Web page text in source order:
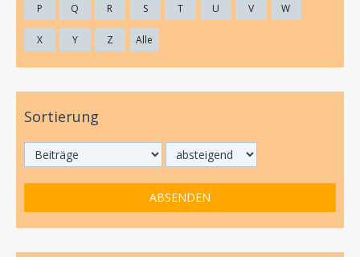
P Q R S T U V W
X Y Z Alle
Sortierung